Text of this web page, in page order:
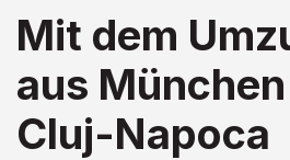
Mit dem
aus
Cluj-Napoca